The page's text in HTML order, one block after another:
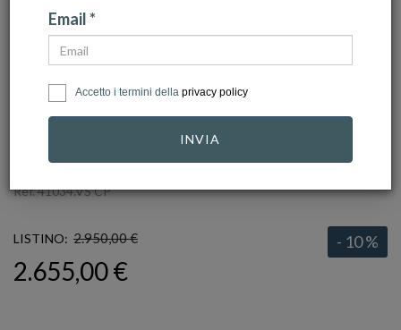
EBERHARD
Ref.41034.VS CP
LISTINO: 2.950,00 € - 10 %
2.655,00 €
Email *
Accetto i termini della privacy policy
INVIA